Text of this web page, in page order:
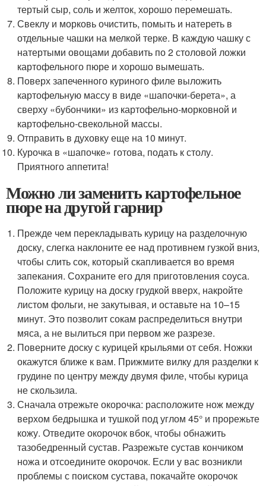
тертый сыр, соль и желток, хорошо перемешать.
Свеклу и морковь очистить, помыть и натереть в
отдельные чашки на мелкой терке. В каждую чашку с
натертыми овощами добавить по 2 столовой ложки
картофельного пюре и хорошо вымешать.
Поверх запеченного куриного филе выложить
картофельную массу в виде «шапочки-берета», а
сверху «бубончики» из картофельно-морковной и
картофельно-свекольной массы.
Отправить в духовку еще на 10 минут.
Курочка в «шапочке» готова, подать к столу.
Приятного аппетита!
Можно ли заменить картофельное
пюре на другой гарнир
Прежде чем перекладывать курицу на разделочную
доску, слегка наклоните ее над противнем гузкой вниз,
чтобы слить сок, который скапливается во время
запекания. Сохраните его для приготовления соуса.
Положите курицу на доску грудкой вверх, накройте
листом фольги, не закутывая, и оставьте на 10–15
минут. Это позволит сокам распределиться внутри
мяса, а не вылиться при первом же разрезе.
Поверните доску с курицей крыльями от себя. Ножки
окажутся ближе к вам. Прижмите вилку для разделки к
грудине по центру между двумя филе, чтобы курица
не скользила.
Сначала отрежьте окорочка: расположите нож между
верхом бедрышка и тушкой под углом 45° и прорежьте
кожу. Отведите окорочок вбок, чтобы обнажить
тазобедренный сустав. Разрежьте сустав кончиком
ножа и отсоедините окорочок. Если у вас возникли
проблемы с поиском сустава, покачайте окорочок